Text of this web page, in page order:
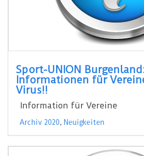
Sport-UNION
Informationen für
Virus!!
Information für Vereine
Archiv 2020, Neuigkeiten